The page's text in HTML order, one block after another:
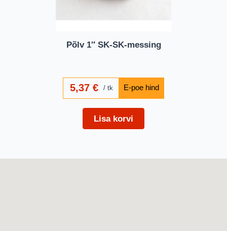
Põlv 1″ SK-SK-messing
5,37€ tk
Lisa korvi